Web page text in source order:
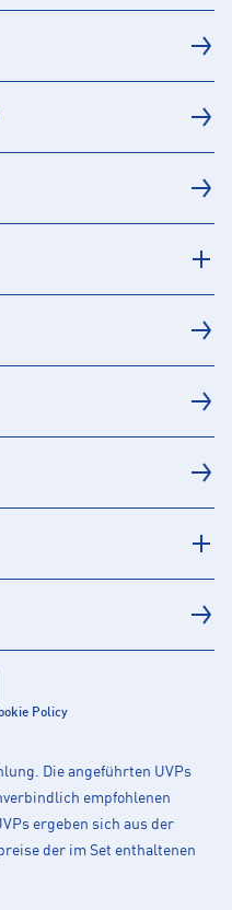
Policy
Die angeführten UVPs
empfohlenen
ergeben sich aus der
der im Set enthaltenen